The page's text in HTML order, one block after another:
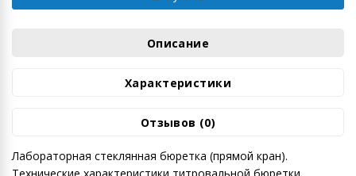
Описание
Характеристики
Отзывов (0)
Лабораторная стеклянная бюретка (прямой кран).